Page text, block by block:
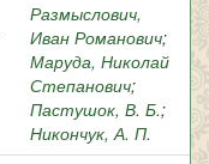
Размыслович,
Иван Романович;
Маруда, Николай
Степанович;
Пастушок, В. Б.;
Никончук, А. П.